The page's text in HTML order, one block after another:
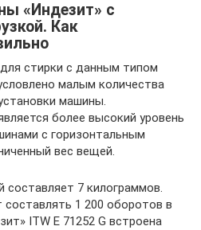
«Индезит» с
Как
стирки с данным типом
малым количества
машины.
более высокий уровень
с горизонтальным
вес вещей.
7 килограммов.
1 200 оборотов в
ITW E 71252 G встроена